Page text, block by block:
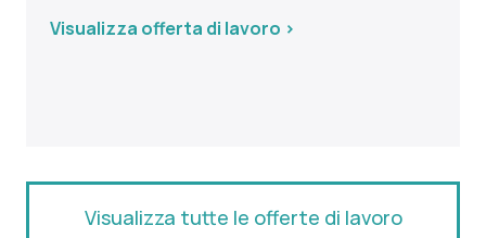
Visualizza offerta di lavoro >
Visualizza tutte le offerte di lavoro